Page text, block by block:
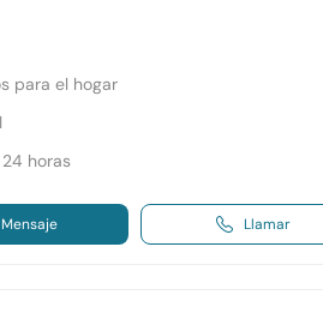
para el hogar
horas
Mensaje Llamar